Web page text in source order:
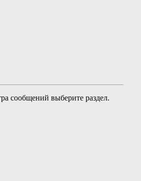
сообщений выберите раздел.